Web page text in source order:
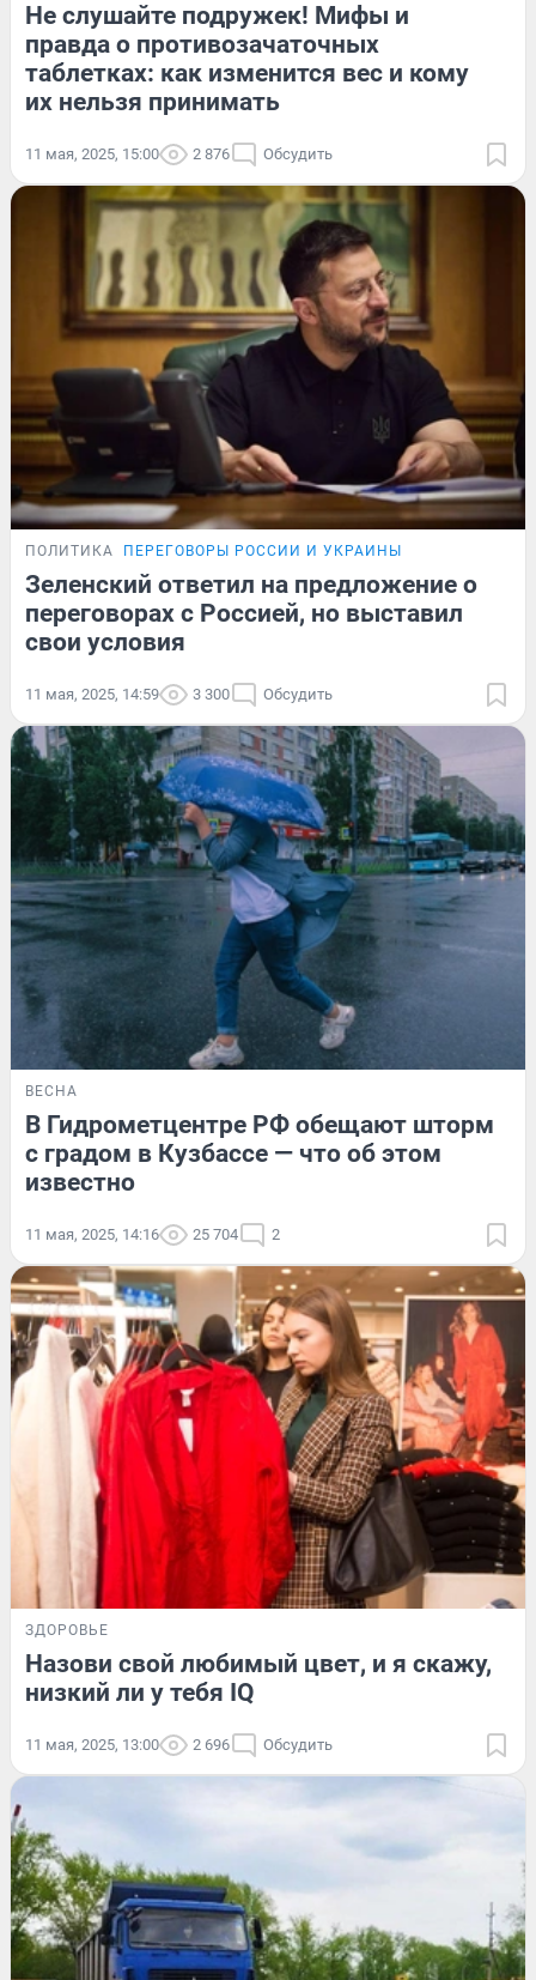
Не слушайте подружек! Мифы и
правда о противозачаточных
таблетках: как изменится вес и кому
их нельзя принимать
11 мая, 2025, 15:00 2 876 Обсудить
ПОЛИТИКА ПЕРЕГОВОРЫ РОССИИ И УКРАИНЫ
Зеленский ответил на предложение о
переговорах с Россией, но выставил
свои условия
11 мая, 2025, 14:59 3 300 Обсудить
ВЕСНА
В Гидрометцентре РФ обещают шторм
с градом в Кузбассе — что об этом
известно
11 мая, 2025, 14:16 25 704 2
ЗДОРОВЬЕ
Назови свой любимый цвет, и я скажу,
низкий ли у тебя IQ
11 мая, 2025, 13:00 2 696 Обсудить